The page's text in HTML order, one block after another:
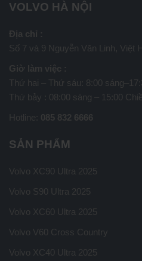
VOLVO HÀ NỘI
Địa chỉ :
Số 7 và 9 Nguyễn Văn Linh, Việt
Giờ làm việc :
Thứ hai – Thứ sáu: 8:00
Thứ bảy : 08:00 sáng – 15:00
Hotline: 085 832 6666
SẢN PHẨM
Volvo XC90 Ultra 2025
Volvo S90 Ultra 2025
Volvo XC60 Ultra 2025
Volvo V60 Cross Country
Volvo XC40 Ultra 2025